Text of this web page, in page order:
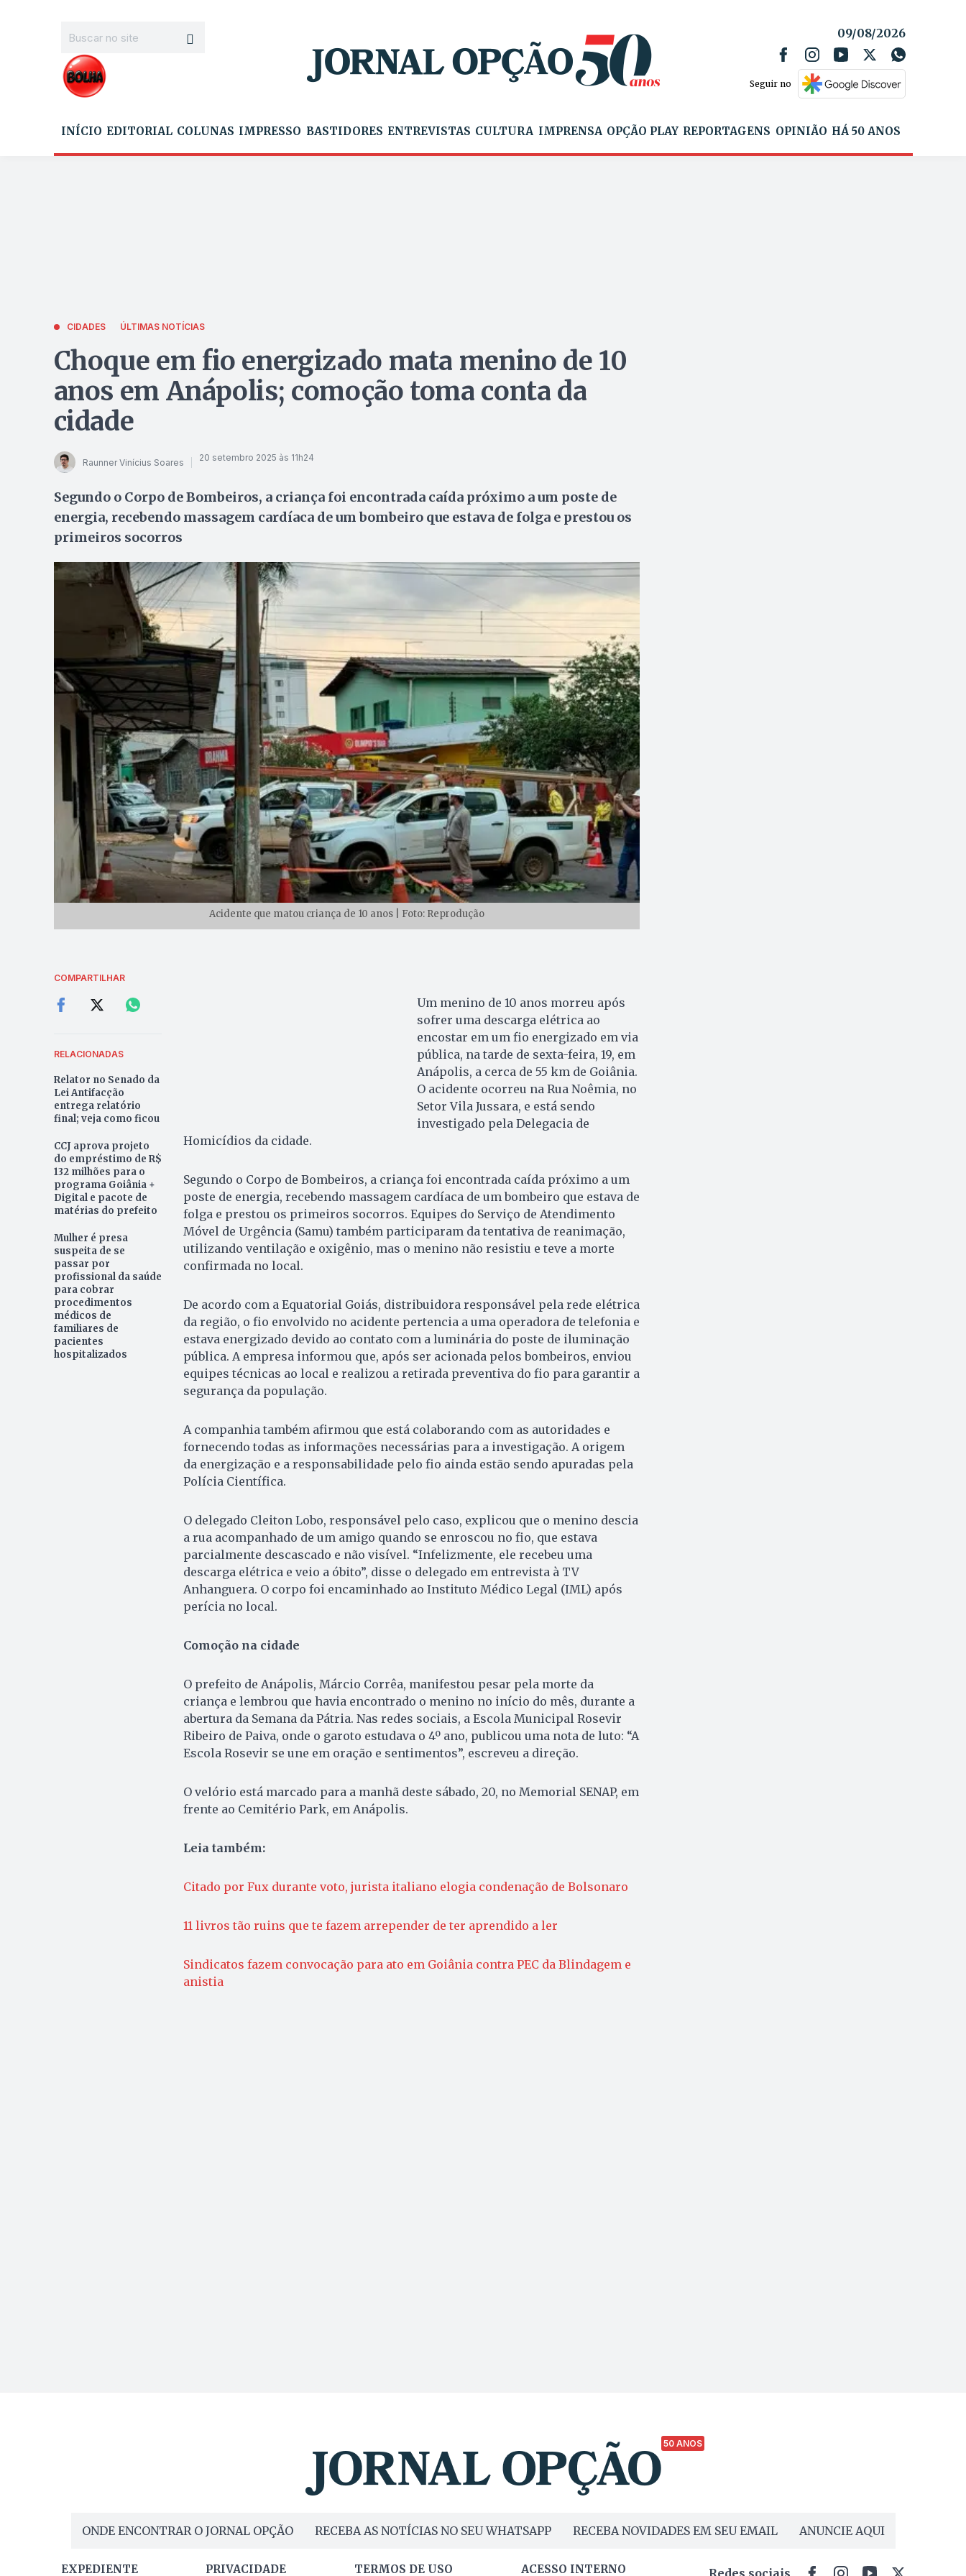
09/08/2026
Seguir no
INÍCIO EDITORIAL COLUNAS IMPRESSO BASTIDORES ENTREVISTAS CULTURA IMPRENSA OPÇÃO PLAY REPORTAGENS OPINIÃO HÁ 50 ANOS
CIDADES ÚLTIMAS NOTÍCIAS
Choque em fio energizado mata menino de 10
anos em Anápolis; comoção toma conta da
cidade
Raunner Vinícius Soares 20 setembro 2025 às 11h24
Segundo o Corpo de Bombeiros, a criança foi encontrada caída próximo a um poste de
energia, recebendo massagem cardíaca de um bombeiro que estava de folga e prestou os
primeiros socorros
Acidente que matou criança de 10 anos | Foto: Reprodução
COMPARTILHAR
RELACIONADAS
Relator no Senado da
Lei Antifacção
entrega relatório
final; veja como ficou
CCJ aprova projeto
do empréstimo de R$
132 milhões para o
programa Goiânia +
Digital e pacote de
matérias do prefeito
Mulher é presa
suspeita de se
passar por
profissional da saúde
para cobrar
procedimentos
médicos de
familiares de
pacientes
hospitalizados
Um menino de 10 anos morreu após
sofrer uma descarga elétrica ao
encostar em um fio energizado em via
pública, na tarde de sexta-feira, 19, em
Anápolis, a cerca de 55 km de Goiânia.
O acidente ocorreu na Rua Noêmia, no
Setor Vila Jussara, e está sendo
investigado pela Delegacia de
Homicídios da cidade.
Segundo o Corpo de Bombeiros, a criança foi encontrada caída próximo a um
poste de energia, recebendo massagem cardíaca de um bombeiro que estava de
folga e prestou os primeiros socorros. Equipes do Serviço de Atendimento
Móvel de Urgência (Samu) também participaram da tentativa de reanimação,
utilizando ventilação e oxigênio, mas o menino não resistiu e teve a morte
confirmada no local.
De acordo com a Equatorial Goiás, distribuidora responsável pela rede elétrica
da região, o fio envolvido no acidente pertencia a uma operadora de telefonia e
estava energizado devido ao contato com a luminária do poste de iluminação
pública. A empresa informou que, após ser acionada pelos bombeiros, enviou
equipes técnicas ao local e realizou a retirada preventiva do fio para garantir a
segurança da população.
A companhia também afirmou que está colaborando com as autoridades e
fornecendo todas as informações necessárias para a investigação. A origem
da energização e a responsabilidade pelo fio ainda estão sendo apuradas pela
Polícia Científica.
O delegado Cleiton Lobo, responsável pelo caso, explicou que o menino descia
a rua acompanhado de um amigo quando se enroscou no fio, que estava
parcialmente descascado e não visível. “Infelizmente, ele recebeu uma
descarga elétrica e veio a óbito”, disse o delegado em entrevista à TV
Anhanguera. O corpo foi encaminhado ao Instituto Médico Legal (IML) após
perícia no local.
Comoção na cidade
O prefeito de Anápolis, Márcio Corrêa, manifestou pesar pela morte da
criança e lembrou que havia encontrado o menino no início do mês, durante a
abertura da Semana da Pátria. Nas redes sociais, a Escola Municipal Rosevir
Ribeiro de Paiva, onde o garoto estudava o 4º ano, publicou uma nota de luto: “A
Escola Rosevir se une em oração e sentimentos”, escreveu a direção.
O velório está marcado para a manhã deste sábado, 20, no Memorial SENAP, em
frente ao Cemitério Park, em Anápolis.
Leia também:
Citado por Fux durante voto, jurista italiano elogia condenação de Bolsonaro
11 livros tão ruins que te fazem arrepender de ter aprendido a ler
Sindicatos fazem convocação para ato em Goiânia contra PEC da Blindagem e
anistia
50 ANOS
ONDE ENCONTRAR O JORNAL OPÇÃO RECEBA AS NOTÍCIAS NO SEU WHATSAPP RECEBA NOVIDADES EM SEU EMAIL ANUNCIE AQUI
EXPEDIENTE PRIVACIDADE TERMOS DE USO ACESSO INTERNO Redes sociais